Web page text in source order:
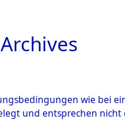
wie bei
und entsprechen